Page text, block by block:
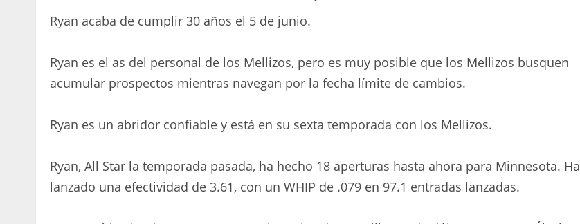
Ryan acaba de cumplir 30 años el 5 de junio.
Ryan es el as del personal de los Mellizos, pero es muy posible que los Mellizos busquen
acumular prospectos mientras navegan por la fecha límite de cambios.
Ryan es un abridor confiable y está en su sexta temporada con los Mellizos.
Ryan, All Star la temporada pasada, ha hecho 18 aperturas hasta ahora para Minnesota. Ha
lanzado una efectividad de 3.61, con un WHIP de .079 en 97.1 entradas lanzadas.